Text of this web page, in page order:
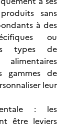
sans
à des
ou
types de
alimentaires
gammes de
leur
: les
être leviers